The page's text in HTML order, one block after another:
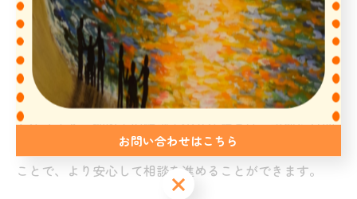
また、相談時には医師の診断書やケアプラン、保険証、
本人確認書類などが求められる場合があります。これら
を事前に準備しておくことで、相談員とのやり取りがス
ムーズになり、適切な施設やサービスの提案を受けやす
くなります。初めての相談で不安な場合は、事前に質問
したい内容をメモしておくのも有効です。準備を整える
ことで、より安心して相談を進めることができます。
お問い合わせはこちら